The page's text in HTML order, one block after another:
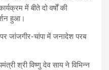
में बीते दो वर्षों की
हुआ।
श्री विष्णु देव साय ने विभिन्न